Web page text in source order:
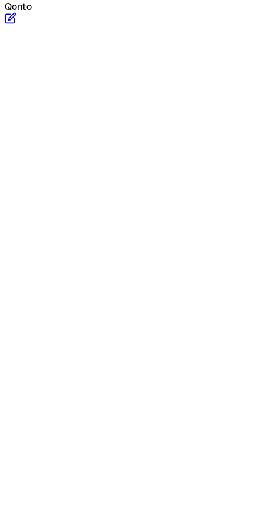
Qonto